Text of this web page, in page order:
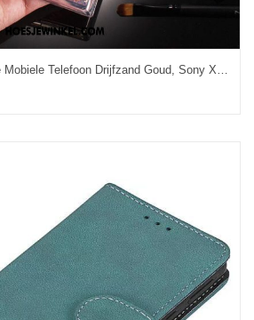
Sony Xperia E5 Hoesje Mobiele Telefoon Drijfzand Goud, Sony Xperia E5 Hoesje Zacht Liefde